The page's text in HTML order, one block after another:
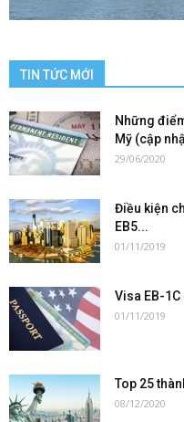
TIN TỨC MỚI
Những
Mỹ (cập
29/06/2020
Điều kiện
EB5...
01/11/2019
Visa EB-
01/11/2019
Top 25
08/12/2020